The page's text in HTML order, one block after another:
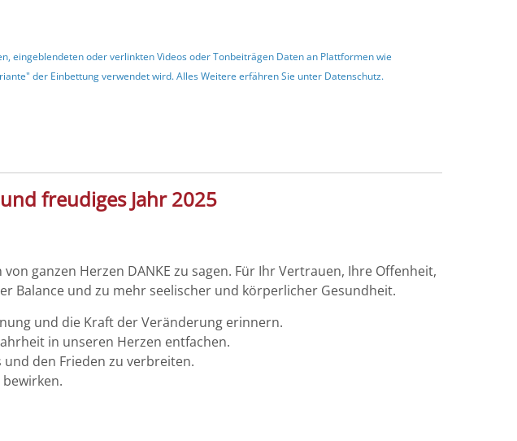
eingeblendeten oder verlinkten Videos oder Tonbeiträgen Daten an Plattformen wie
der Einbettung verwendet wird. Alles Weitere erfähren Sie unter Datenschutz.
freudiges Jahr 2025
ganzen Herzen DANKE zu sagen. Für Ihr Vertrauen, Ihre Offenheit,
Balance und zu mehr seelischer und körperlicher Gesundheit.
und die Kraft der Veränderung erinnern.
in unseren Herzen entfachen.
den Frieden zu verbreiten.